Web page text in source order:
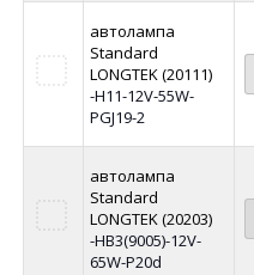
автолампа
Standard
LONGTEK (20111)
-H11-12V-55W-
PGJ19-2
автолампа
Standard
LONGTEK (20203)
-HB3(9005)-12V-
65W-P20d